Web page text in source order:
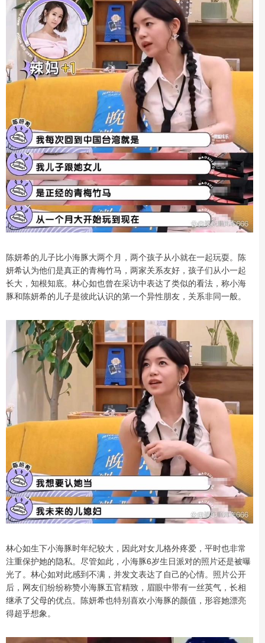
陈妍希的儿子比小海豚大两个月，两个孩子从小就在一起玩耍。陈
妍希认为他们是真正的青梅竹马，两家关系友好，孩子们从小一起
长大，知根知底。林心如也曾在采访中表达了类似的看法，称小海
豚和陈妍希的儿子是彼此认识的第一个异性朋友，关系非同一般。
林心如生下小海豚时年纪较大，因此对女儿格外疼爱，平时也非常
注重保护她的隐私。尽管如此，小海豚6岁生日派对的照片还是被曝
光了。林心如对此感到不满，并发文表达了自己的心情。照片公开
后，网友们纷纷称赞小海豚五官精致，眉眼中带有一丝英气，长相
继承了父母的优点。陈妍希也特别喜欢小海豚的颜值，形容她漂亮
得超乎想象。